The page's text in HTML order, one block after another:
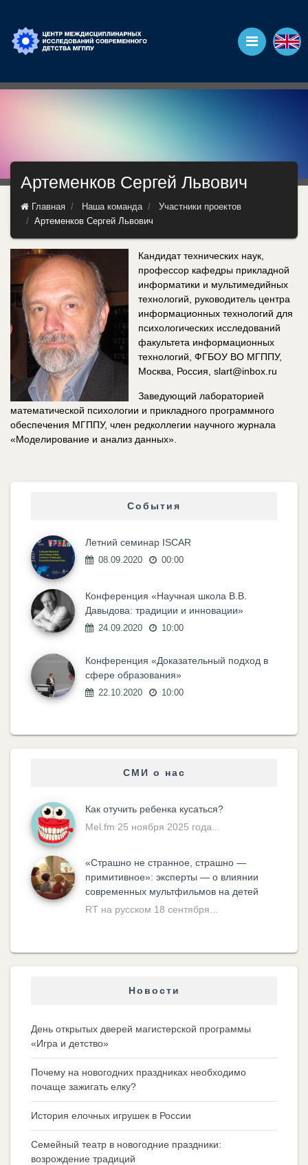
Артеменков Сергей Львович
Главная Наша команда
Участники проектов
Артеменков Сергей Львович
Кандидат технических наук,
профессор кафедры прикладной
информатики и мультимедийных
технологий, руководитель центра
информационных технологий для
психологических исследований
факультета информационных
технологий, ФГБОУ ВО МГППУ,
Москва, Россия, slart@inbox.ru
Заведующий лабораторией
математической психологии и прикладного программного
обеспечения МГППУ, член редколлегии научного журнала
«Моделирование и анализ данных».
События
Летний семинар ISCAR
08.09.2020 00:00
Конференция «Научная школа В.В.
Давыдова: традиции и инновации»
24.09.2020 10:00
Конференция «Доказательный подход в
сфере образования»
22.10.2020 10:00
СМИ о нас
Как отучить ребенка кусаться?
Mel.fm 25 ноября 2025 года...
«Cтрашно не странное, страшно —
примитивное»: эксперты — о влиянии
современных мультфильмов на детей
RT на русском 18 сентября...
Новости
День открытых дверей магистерской программы
«Игра и детство»
Почему на новогодних праздниках необходимо
почаще зажигать елку?
История елочных игрушек в России
Семейный театр в новогодние праздники:
возрождение традиций